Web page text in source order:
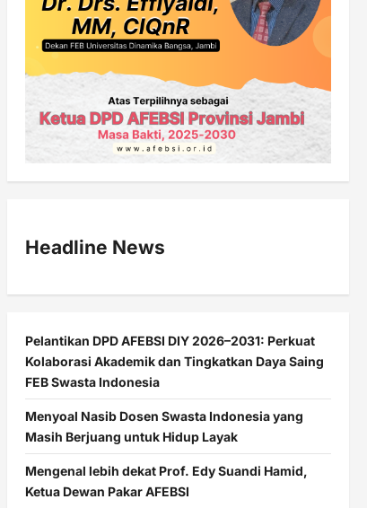
Headline News
Pelantikan DPD AFEBSI DIY 2026–2031: Perkuat
Kolaborasi Akademik dan Tingkatkan Daya Saing
FEB Swasta Indonesia
Menyoal Nasib Dosen Swasta Indonesia yang
Masih Berjuang untuk Hidup Layak
Mengenal lebih dekat Prof. Edy Suandi Hamid,
Ketua Dewan Pakar AFEBSI